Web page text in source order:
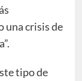
una crisis de
tipo de